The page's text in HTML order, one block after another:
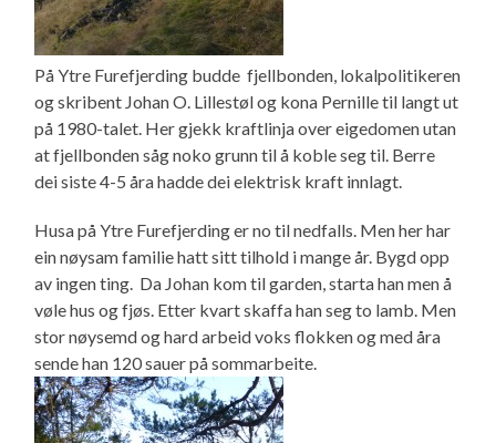
På Ytre Furefjerding budde fjellbonden, lokalpolitikeren
og skribent Johan O. Lillestøl og kona Pernille til langt ut
på 1980-talet. Her gjekk kraftlinja over eigedomen utan
at fjellbonden såg noko grunn til å koble seg til. Berre
dei siste 4-5 åra hadde dei elektrisk kraft innlagt.
Husa på Ytre Furefjerding er no til nedfalls. Men her har
ein nøysam familie hatt sitt tilhold i mange år. Bygd opp
av ingen ting. Da Johan kom til garden, starta han men å
vøle hus og fjøs. Etter kvart skaffa han seg to lamb. Men
stor nøysemd og hard arbeid voks flokken og med åra
sende han 120 sauer på sommarbeite.